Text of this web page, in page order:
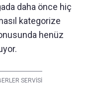
daha önce hiç
kategorize
henüz
SERVİSİ